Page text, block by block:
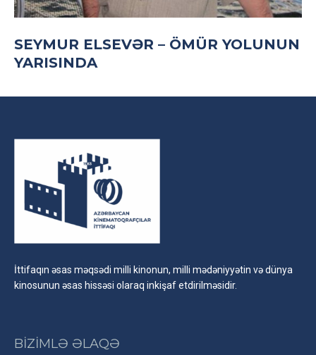
SEYMUR ELSEVƏR – ÖMÜR YOLUNUN
YARISINDA
İttifaqın əsas məqsədi milli kinonun, milli mədəniyyətin və dünya
kinosunun əsas hissəsi olaraq inkişaf etdirilməsidir.
BİZİMLƏ ƏLAQƏ